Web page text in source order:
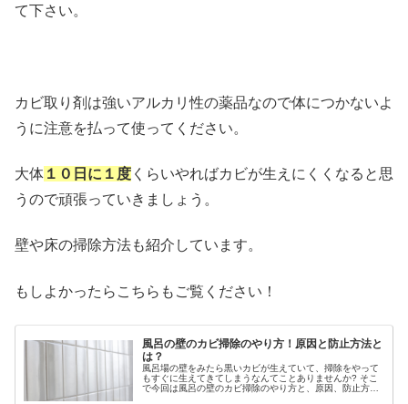
て下さい。
カビ取り剤は強いアルカリ性の薬品なので体につかないよ
うに注意を払って使ってください。
大体 １０日に１度 くらいやればカビが生えにくくなると思
うので頑張っていきましょう。
壁や床の掃除方法も紹介しています。
もしよかったらこちらもご覧ください！
風呂の壁のカビ掃除のやり方！原因と防止方法と
は？
風呂場の壁をみたら黒いカビが生えていて、掃除をやって
もすぐに生えてきてしまうなんてことありませんか? そこ
で今回は風呂の壁のカビ掃除のやり方と、原因、防止方法